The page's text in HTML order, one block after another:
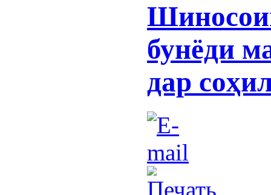
бунёди
дар